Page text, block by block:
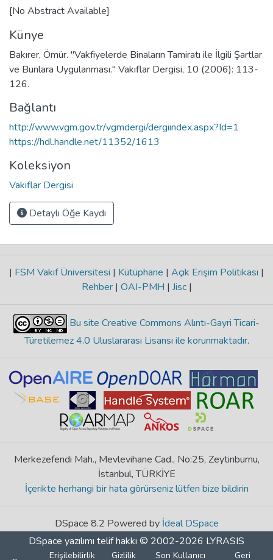
[No Abstract Available]
Künye
Bakırer, Ömür. "Vakfiyelerde Binaların Tamiratı ile İlgili Şartlar
ve Bunlara Uygulanması." Vakıflar Dergisi, 10 (2006): 113-
126.
Bağlantı
http://www.vgm.gov.tr/vgmdergi/dergiindex.aspx?Id=1
https://hdl.handle.net/11352/1613
Koleksiyon
Vakıflar Dergisi
Detaylı Öğe Kaydı
| FSM Vakıf Üniversitesi | Kütüphane | Açık Erişim Politikası |
Rehber | OAI-PMH | Jisc |
Bu site Creative Commons Alıntı-Gayri Ticari-
Türetilemez 4.0 Uluslararası Lisansı ile korunmaktadır.
Merkezefendi Mah., Mevlevihane Cad., No:25, Zeytinburnu,
İstanbul, TÜRKİYE
İçerikte herhangi bir hata görürseniz lütfen bize bildirin
DSpace 8.2 Powered by İdeal DSpace
DSpace yazılımı telif hakkı © 2002-2026 LYRASIS
Erişilebilirlik Gizlilik Son Kullanıcı Geri